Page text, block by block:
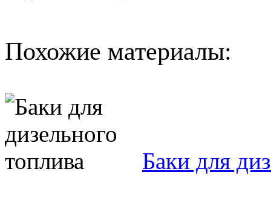
Похожие материалы:
Баки для